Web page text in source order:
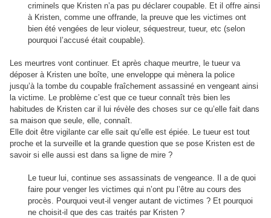
criminels que Kristen n’a pas pu déclarer coupable. Et il offre ainsi
à Kristen, comme une offrande, la preuve que les victimes ont
bien été vengées de leur violeur, séquestreur, tueur, etc (selon
pourquoi l’accusé était coupable).
Les meurtres vont continuer. Et après chaque meurtre, le tueur va
déposer à Kristen une boîte, une enveloppe qui mènera la police
jusqu’à la tombe du coupable fraîchement assassiné en vengeant ainsi
la victime. Le problème c’est que ce tueur connaît très bien les
habitudes de Kristen car il lui révèle des choses sur ce qu’elle fait dans
sa maison que seule, elle, connaît.
Elle doit être vigilante car elle sait qu’elle est épiée. Le tueur est tout
proche et la surveille et la grande question que se pose Kristen est de
savoir si elle aussi est dans sa ligne de mire ?
Le tueur lui, continue ses assassinats de vengeance. Il a de quoi
faire pour venger les victimes qui n’ont pu l’être au cours des
procès. Pourquoi veut-il venger autant de victimes ? Et pourquoi
ne choisit-il que des cas traités par Kristen ?